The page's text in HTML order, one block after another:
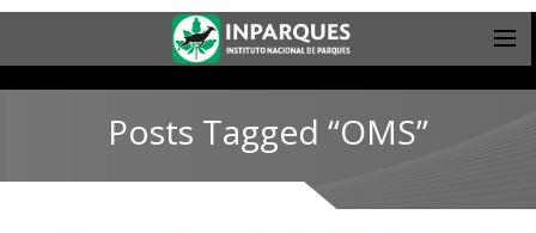
Posts Tagged “OMS”